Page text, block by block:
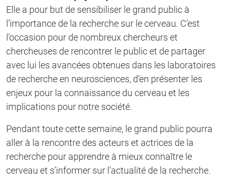
Elle a pour but de sensibiliser le grand public à
l’importance de la recherche sur le cerveau. C’est
l’occasion pour de nombreux chercheurs et
chercheuses de rencontrer le public et de partager
avec lui les avancées obtenues dans les laboratoires
de recherche en neurosciences, d’en présenter les
enjeux pour la connaissance du cerveau et les
implications pour notre société.
Pendant toute cette semaine, le grand public pourra
aller à la rencontre des acteurs et actrices de la
recherche pour apprendre à mieux connaître le
cerveau et s’informer sur l’actualité de la recherche.